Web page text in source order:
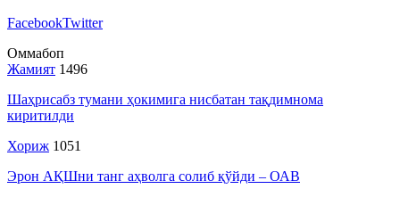
FacebookTwitter
Оммабоп
Жамият 1496
Шаҳрисабз тумани ҳокимига нисбатан тақдимнома
киритилди
Хориж 1051
Эрон АҚШни танг аҳволга солиб қўйди – ОАВ